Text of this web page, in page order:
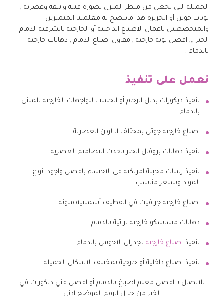
الجميلة التي تجعل من منظر المنزل بصورة فنية وانيقة وعصرية ,
بويات جوتن أو الجزيرة هذا ماينصح بة معلمينا المتميزين
والمتخصصين باعمال الاصباغ الداخلية أو الخارجية بالشرقية الدمام
الخبر ,,, افضل بوية خارجية , مقاول اصباغ الدمام , دهانات خارجية
بالدمام .
نعمل على تنفيذ
تنفيذ ديكورات بديل الرخام أو الخشب للواجهات الخارجيه للمبنى
بالدمام .
اصباغ خارجية جوتن بمختلف الالوان العصرية .
تنفيذ دهانات بروفال الخبر باحدث التصاميم العصرية .
تنفيذ رشات محببة امريكية في الاحساء بافضل واجود انواع
المواد وبسعر مناسب .
اصباغ خارجية جرافيت في القطيف أسمنتيه ملونة .
دهانات مشاشكو خارجية تراثية بالدمام .
تنفيذ اصباغ خارجية لجدران الاحوش بالدمام .
تنفيذ اصباغ داخلية أو خارجية بمختلف الاشكال الجميلة .
للاتصال بـ افضل معلم اصباغ بالدمام أو افضل فني ديكورات في
الخبر من خلال الرقم الموضح ادنى